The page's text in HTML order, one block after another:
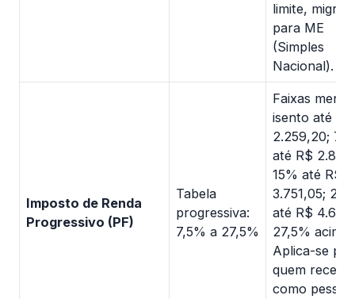
limite, migrar
para ME
(Simples
Nacional).
Imposto de Renda
Progressivo (PF)
Tabela
progressiva:
7,5% a 27,5%
Faixas
isento até R$
2.259,20;
até R$
15% até R$
3.751,05;
até R$
27,5% acima.
Aplica-se
quem recebe
como pessoa